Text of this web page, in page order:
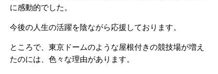
に感動的でした。
今後の人生の活躍を陰ながら応援しております。
ところで、東京ドームのような屋根付きの競技場が増え
たのには、色々な理由があります。